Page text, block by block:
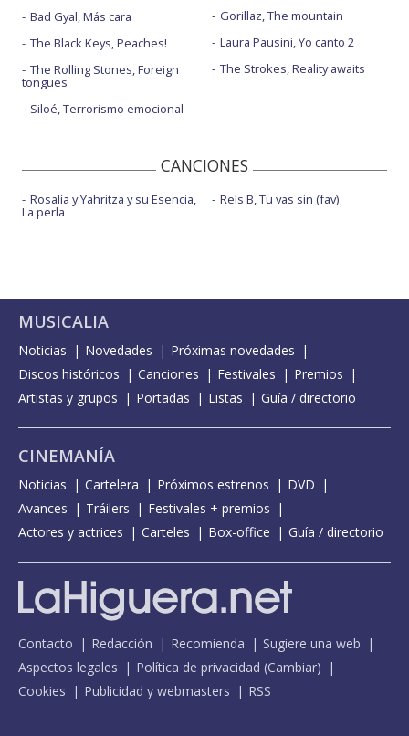
Bad Gyal, Más cara
The Black Keys, Peaches!
The Rolling Stones, Foreign
tongues
Siloé, Terrorismo emocional
Gorillaz, The mountain
Laura Pausini, Yo canto 2
The Strokes, Reality awaits
CANCIONES
Rosalía y Yahritza y su Esencia,
La perla
Rels B, Tu vas sin (fav)
MUSICALIA
Noticias Novedades
Próximas novedades
Discos históricos
Canciones Festivales
Premios
Artistas y grupos
Portadas Listas Guía / directorio
CINEMANÍA
Noticias Cartelera Próximos estrenos
DVD
Avances
Tráilers
Festivales + premios
Actores y actrices
Carteles Box-office Guía / directorio
Contacto Redacción Recomienda
Sugiere una web
Aspectos legales
Política de privacidad (Cambiar)
Cookies
Publicidad y webmasters RSS